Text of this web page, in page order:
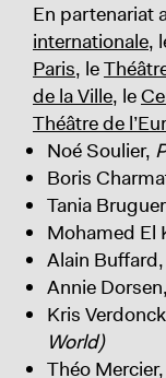
En partenariat
internationale,
Paris, le
de la Ville, le
Théâtre de
Noé Soulier,
Boris
Tania
Mohamed El
Alain Buffard,
Annie Dorsen,
Kris
World)
Théo Mercier,